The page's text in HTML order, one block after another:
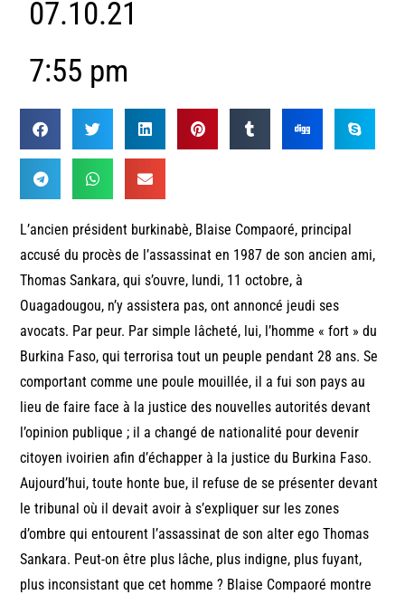
07.10.21
7:55 pm
L’ancien président burkinabè, Blaise Compaoré, principal
accusé du procès de l’assassinat en 1987 de son ancien ami,
Thomas Sankara, qui s’ouvre, lundi, 11 octobre, à
Ouagadougou, n’y assistera pas, ont annoncé jeudi ses
avocats. Par peur. Par simple lâcheté, lui, l’homme « fort » du
Burkina Faso, qui terrorisa tout un peuple pendant 28 ans. Se
comportant comme une poule mouillée, il a fui son pays au
lieu de faire face à la justice des nouvelles autorités devant
l’opinion publique ; il a changé de nationalité pour devenir
citoyen ivoirien afin d’échapper à la justice du Burkina Faso.
Aujourd’hui, toute honte bue, il refuse de se présenter devant
le tribunal où il devait avoir à s’expliquer sur les zones
d’ombre qui entourent l’assassinat de son alter ego Thomas
Sankara. Peut-on être plus lâche, plus indigne, plus fuyant,
plus inconsistant que cet homme ? Blaise Compaoré montre